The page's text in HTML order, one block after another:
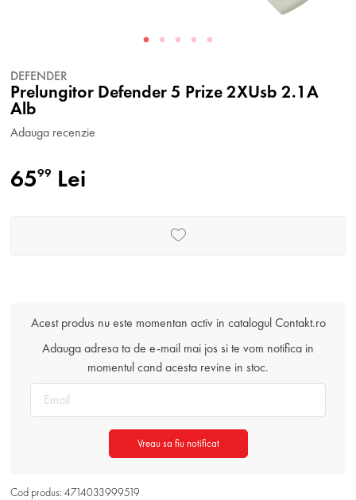
DEFENDER
Prelungitor Defender 5 Prize 2XUsb 2.1A
Alb
Adauga recenzie
6599 Lei
Acest produs nu este momentan activ in catalogul Contakt.ro
Adauga adresa ta de e-mail mai jos si te vom notifica in
momentul cand acesta revine in stoc.
Vreau sa fiu notificat
Cod produs: 4714033999519